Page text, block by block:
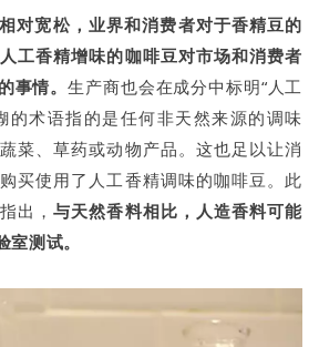
对宽松，业界和消费者对于香精豆的
工香精增味的咖啡豆对市场和消费者
事情。生产商也会在成分中标明“人工
的术语指的是任何非天然来源的调味
菜、草药或动物产品。这也足以让消
买使用了人工香精调味的咖啡豆。此
出，与天然香料相比，人造香料可能
测试。